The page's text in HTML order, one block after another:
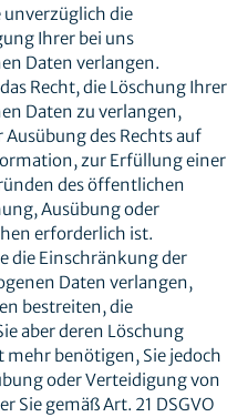
unverzüglich die
Ihrer bei uns
Daten verlangen.
Recht, die Löschung Ihrer
Daten zu verlangen,
des Rechts auf
zur Erfüllung einer
des öffentlichen
Ausübung oder
erforderlich ist.
die Einschränkung der
Daten verlangen,
bestreiten, die
aber deren Löschung
benötigen, Sie jedoch
oder Verteidigung von
Sie gemäß Art. 21 DSGVO